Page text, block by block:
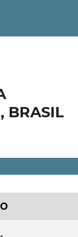
BRASIL